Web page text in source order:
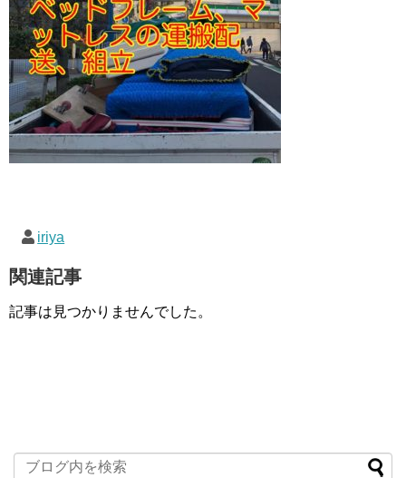
iriya
関連記事
記事は見つかりませんでした。